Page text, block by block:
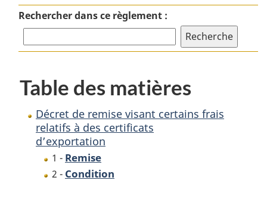
relatifs
à
certificats
frais
relatifs
des
d’exportation
frais
relatifs
des
d’exportation
Rechercher dans ce règlement :
Table des matières
Décret de remise visant certains frais
relatifs à des certificats
d’exportation
1 - Remise
2 - Condition